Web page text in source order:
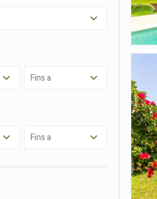
Fins a
Fins a
de les
La
de